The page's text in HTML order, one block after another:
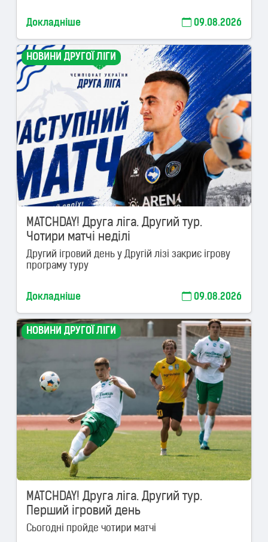
Докладніше 09.08.2026
НОВИНИ ДРУГОЇ ЛІГИ
MATCHDAY! Друга ліга. Другий тур.
Чотири матчі неділі
Другий ігровий день у Другій лізі закриє ігрову
програму туру
Докладніше 09.08.2026
НОВИНИ ДРУГОЇ ЛІГИ
MATCHDAY! Друга ліга. Другий тур.
Перший ігровий день
Сьогодні пройде чотири матчі